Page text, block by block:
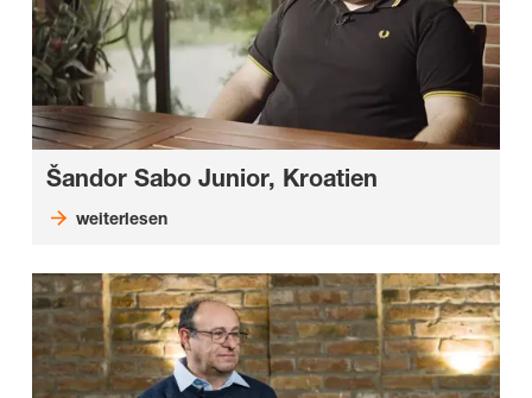
Šandor Sabo Junior, Kroatien
weiterlesen